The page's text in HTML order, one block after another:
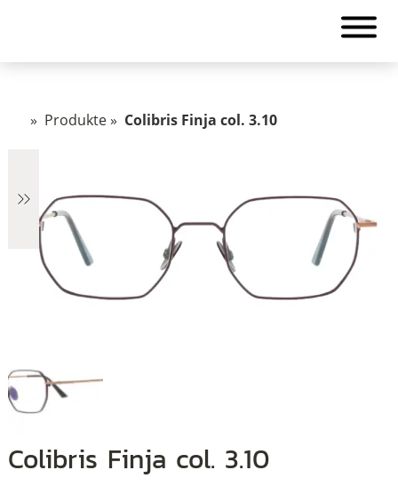
» Produkte» Colibris Finja col. 3.10
Colibris Finja col. 3.10
+